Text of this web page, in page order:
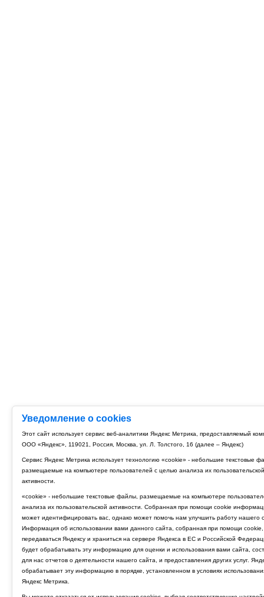
Уведомление о cookies
Этот сайт использует сервис веб-аналитики Яндекс Метрика, предоставляемый
ООО «Яндекс», 119021, Россия, Москва, ул. Л. Толстого, 16 (далее – Яндекс)
Сервис Яндекс Метрика использует технологию «cookie» - небольшие текстовые
размещаемые на компьютере пользователей с целью анализа их пользовательской
активности.
«cookie» - небольшие текстовые файлы, размещаемые на компьютере
анализа их пользовательской активности. Собранная при помощи cookie
может идентифицировать вас, однако может помочь нам улучшить работу нашего
Информация об использовании вами данного сайта, собранная при помощи cookie,
передаваться Яндексу и храниться на сервере Яндекса в ЕС и Российской
будет обрабатывать эту информацию для оценки и использования вами сайта,
для нас отчетов о деятельности нашего сайта, и предоставления других услуг.
обрабатывает эту информацию в порядке, установленном в условиях
Яндекс Метрика.